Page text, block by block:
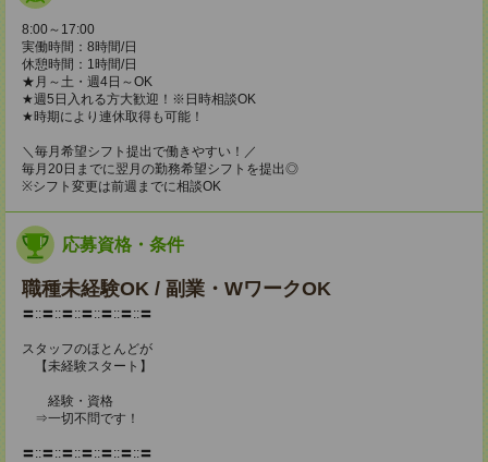
8:00～17:00
実働時間：8時間/日
休憩時間：1時間/日
★月～土・週4日～OK
★週5日入れる方大歓迎！※日時相談OK
★時期により連休取得も可能！
＼毎月希望シフト提出で働きやすい！／
毎月20日までに翌月の勤務希望シフトを提出◎
※シフト変更は前週までに相談OK
応募資格・条件
職種未経験OK / 副業・WワークOK
〓::〓::〓::〓::〓::〓::〓
スタッフのほとんどが
【未経験スタート】
経験・資格
⇒一切不問です！
〓::〓::〓::〓::〓::〓::〓